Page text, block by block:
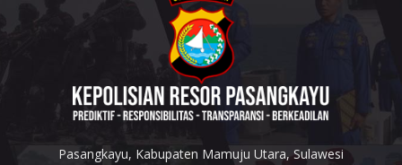
Pasangkayu, Kabupaten Mamuju Utara, Sulawesi